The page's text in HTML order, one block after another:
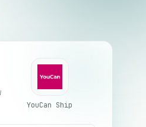
YouCan Ship